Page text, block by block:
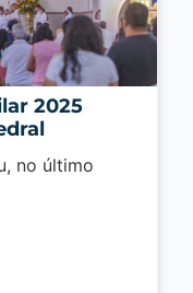
2025
no último